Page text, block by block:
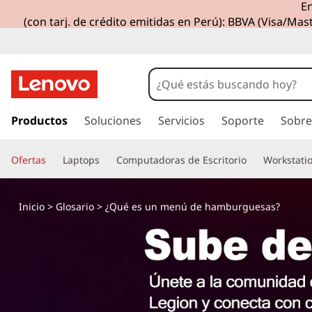
(con tarj. de crédito emitidas en Perú): BBVA (Visa/
r
c
o
Productos Soluciones Servicios Soporte
Ofertas Laptops Computadoras de Escritorio
Inicio> Glosario> ¿Qué es un menú de hamburguesas?